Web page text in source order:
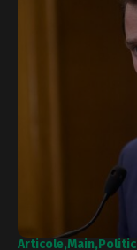
Articole Main Politic